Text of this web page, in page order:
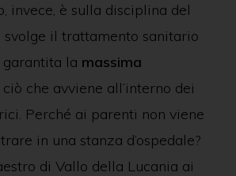
invece, è sulla disciplina del
il trattamento sanitario
la massima
ciò che avviene all’interno dei
Perché ai parenti non viene
in una stanza d’ospedale?
di Vallo della Lucania ai